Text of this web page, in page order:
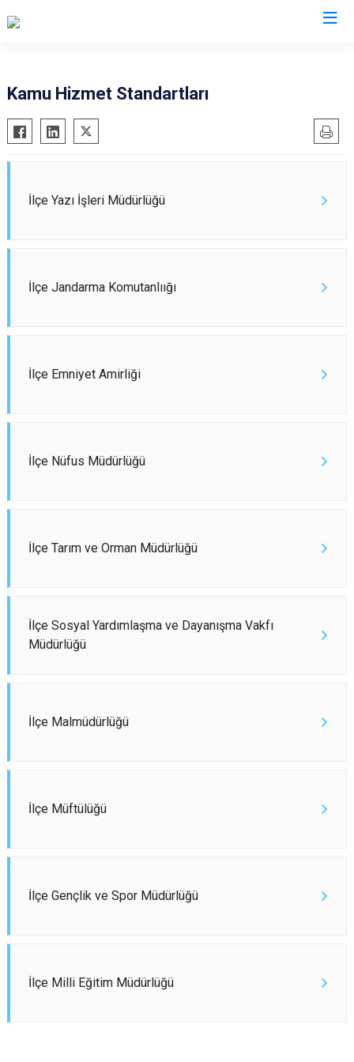
Araban
İslahiye
Oğuzeli
Şehitkamil
Kamu Hizmet Standartları
İlçe Yazı İşleri Müdürlüğü
İlçe Jandarma Komutanlıığı
İlçe Emniyet Amirliği
İlçe Nüfus Müdürlüğü
İlçe Tarım ve Orman Müdürlüğü
İlçe Sosyal Yardımlaşma ve Dayanışma Vakfı
Müdürlüğü
İlçe Malmüdürlüğü
İlçe Müftülüğü
İlçe Gençlik ve Spor Müdürlüğü
İlçe Milli Eğitim Müdürlüğü